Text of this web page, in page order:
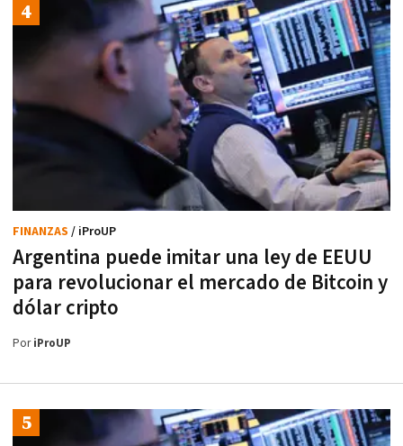
Argentina puede imitar una ley de EEUU
para revolucionar el mercado de Bitcoin y
dólar cripto
FINANZAS / iProUP
PoriProUP